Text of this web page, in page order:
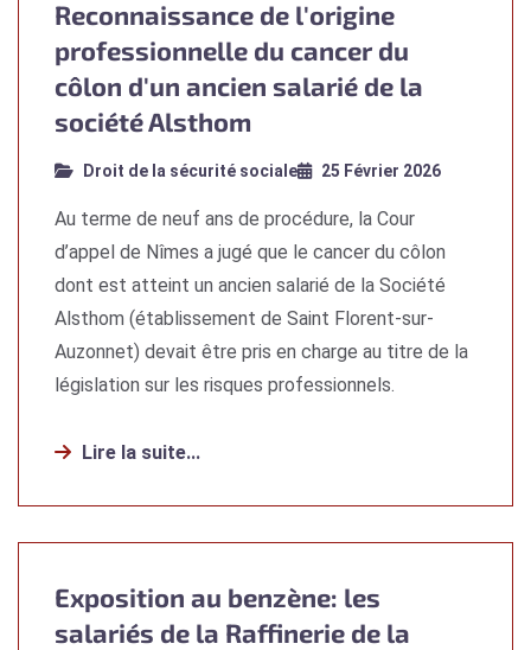
Reconnaissance de l'origine
professionnelle du cancer du
côlon d'un ancien salarié de la
société Alsthom
Droit de la sécurité sociale 25 Février 2026
Au terme de neuf ans de procédure, la Cour
d’appel de Nîmes a jugé que le cancer du côlon
dont est atteint un ancien salarié de la Société
Alsthom (établissement de Saint Florent-sur-
Auzonnet) devait être pris en charge au titre de la
législation sur les risques professionnels.
Lire la suite...
Exposition au benzène: les
salariés de la Raffinerie de la